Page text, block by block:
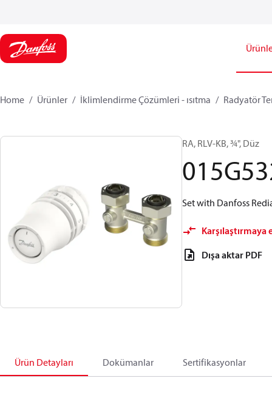
Home Ürünler İklimlendirme Çözümleri - ısıtma Radyatör
RA, RLV-KB, ¾", Düz
Set with Danfoss
Karşılaştırmaya
Dışa aktar PDF
Ürün Detayları Dokümanlar Sertifikasyonlar